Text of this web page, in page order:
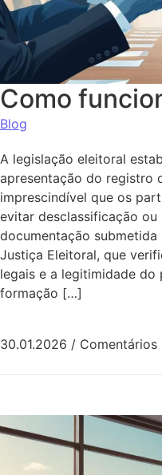
Como
Blog
A legislação eleitoral
apresentação do registro
imprescindível que os
evitar desclassificação
documentação
Justiça Eleitoral, que
legais e a legitimidade do
formação […]
30.01.2026 /